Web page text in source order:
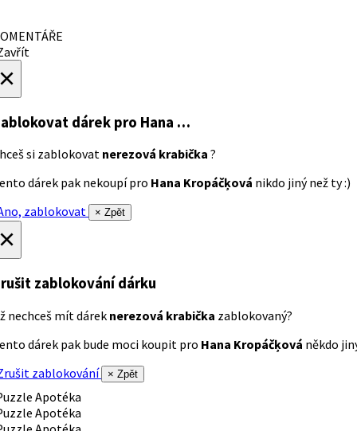
dárek pro Hana …
si zablokovat nerezová krabička ?
dárek pak nekoupí pro Hana Kropáčķová nikdo jiný než ty :)
zablokovat
× Zpět
zablokování dárku
nechceš mít dárek nerezová krabička zablokovaný?
dárek pak bude moci koupit pro Hana Kropáčķová někdo
zablokování
× Zpět